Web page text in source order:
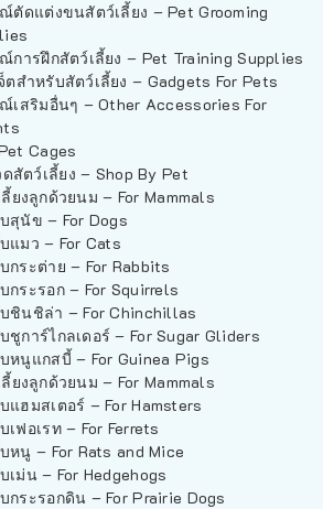
ตัดแต่งขนสัตว์เลี้ยง – Pet Grooming
การฝึกสัตว์เลี้ยง – Pet Training Supplies
ตสำหรับสัตว์เลี้ยง – Gadgets For Pets
เสริมอื่นๆ – Other Accessories For
Cages
สัตว์เลี้ยง – Shop By Pet
ยงลูกด้วยนม – For Mammals
สุนัข – For Dogs
แมว – For Cats
กระต่าย – For Rabbits
กระรอก – For Squirrels
ชินชิล่า – For Chinchillas
ชูการ์ไกลเดอร์ – For Sugar Gliders
หนูแกสบี้ – For Guinea Pigs
ยงลูกด้วยนม – For Mammals
แฮมสเตอร์ – For Hamsters
เฟอเรท – For Ferrets
หนู – For Rats and Mice
เม่น – For Hedgehogs
กระรอกดิน – For Prairie Dogs